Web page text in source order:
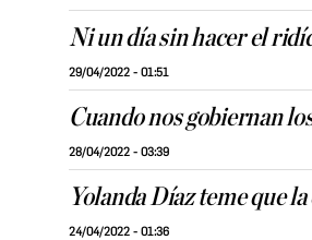
Ni un día sin hacer el
29/04/2022 - 01:51
Cuando nos gobiernan
28/04/2022 - 03:39
Yolanda Díaz teme que la
24/04/2022 - 01:36